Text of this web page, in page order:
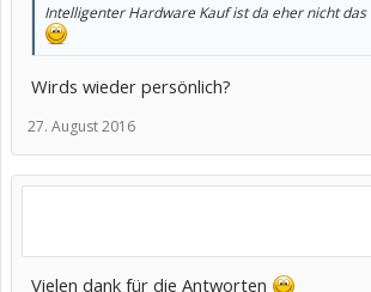
Intelligenter Hardware Kauf ist da eher nicht
Wirds wieder persönlich?
27. August 2016
Vielen dank für die Antworten